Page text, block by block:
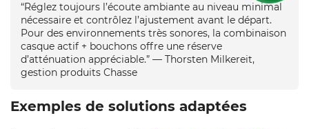
“Réglez toujours l’écoute ambiante au niveau minimal
nécessaire et contrôlez l’ajustement avant le départ.
Pour des environnements très sonores, la combinaison
casque actif + bouchons offre une réserve
d’atténuation appréciable.” — Thorsten Milkereit,
gestion produits Chasse
Exemples de solutions adaptées